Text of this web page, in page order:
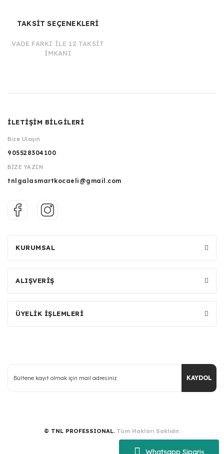
Whatsapp Sipariş
TAKSİT SEÇENEKLERİ
VADE FARKI İLE 12 TAKSİT
İMKANI
İLETİŞİM BİLGİLERİ
Bize Ulaşın
905528304100
BİZE YAZIN
tnlgalasmartkocaeli@gmail.com
KURUMSAL
ALIŞVERİŞ
ÜYELİK İŞLEMLERİ
KAYDOL
© TNL PROFESSIONAL. Tüm Hakları Saklıdır.